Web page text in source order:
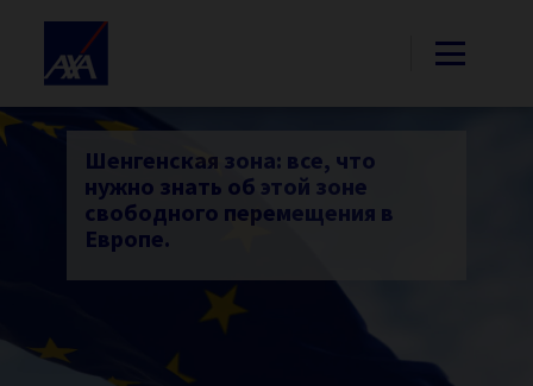
Шенгенская зона: все, что
нужно знать об этой зоне
свободного перемещения в
Европе.